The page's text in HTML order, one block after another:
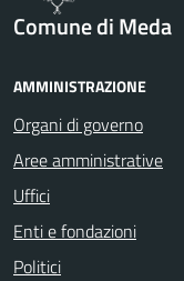
Comune di Meda
AMMINISTRAZIONE
Organi di governo
Aree amministrative
Uffici
Enti e fondazioni
Politici